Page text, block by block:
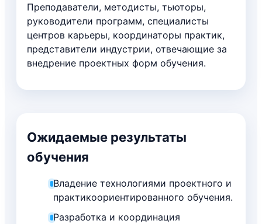
Преподаватели, методисты, тьюторы,
руководители программ, специалисты
центров карьеры, координаторы практик,
представители индустрии, отвечающие за
внедрение проектных форм обучения.
Ожидаемые результаты
обучения
Владение технологиями проектного и
практикоориентированного обучения.
Разработка и координация